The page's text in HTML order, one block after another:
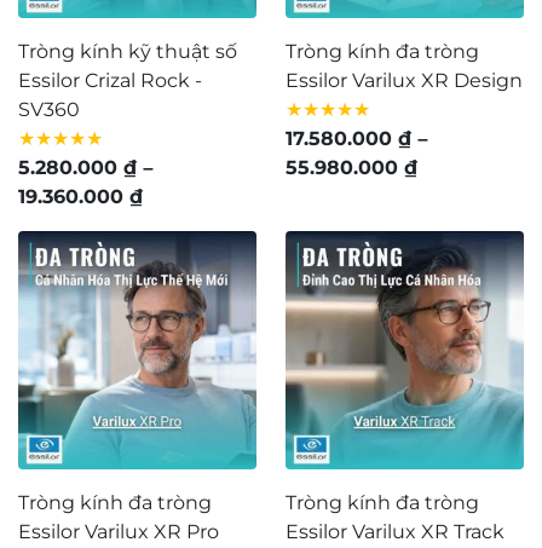
Tròng kính kỹ thuật số
Essilor Crizal Rock -
SV360
★★★★★
5.280.000 ₫ –
19.360.000 ₫Khoảng
từ
5.280.000 ₫
đến
19.360.000 ₫
Tròng kính đa tròng
Essilor Varilux XR Design
★★★★★
17.580.000 ₫ –
55.980.000 ₫Khoảng
17.580.000 ₫
đến
55.980.000
Tròng kính đa tròng
Essilor Varilux XR Pro
Tròng kính đa tròng
Essilor Varilux XR Track